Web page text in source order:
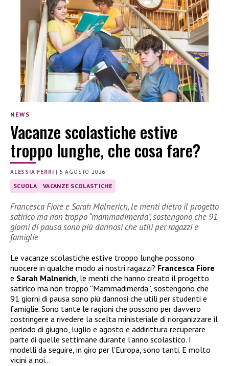
NEWS
Vacanze scolastiche estive
troppo lunghe, che cosa fare?
ALESSIA FERRI | 5 AGOSTO 2026
SCUOLA VACANZE SCOLASTICHE
Francesca Fiore e Sarah Malnerich, le menti dietro il progetto
satirico ma non troppo “mammadimerda”, sostengono che 91
giorni di pausa sono più dannosi che utili per ragazzi e
famiglie
Le vacanze scolastiche estive troppo lunghe possono
nuocere in qualche modo ai nostri ragazzi? Francesca Fiore
e Sarah Malnerich, le menti che hanno creato il progetto
satirico ma non troppo “Mammadimerda”, sostengono che
91 giorni di pausa sono più dannosi che utili per studenti e
famiglie. Sono tante le ragioni che possono per davvero
costringere a rivedere la scelta ministeriale di riorganizzare il
periodo di giugno, luglio e agosto e addirittura recuperare
parte di quelle settimane durante l’anno scolastico. I
modelli da seguire, in giro per l’Europa, sono tanti. E molto
vicini a noi…